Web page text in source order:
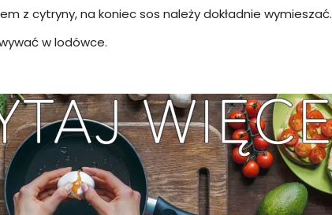
z cytryny, na koniec sos należy dokładnie wymieszać.
w lodówce.